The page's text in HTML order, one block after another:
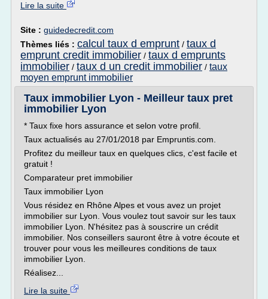
Lire la suite
Site : guidedecredit.com
Thèmes liés : calcul taux d emprunt / taux d
emprunt credit immobilier / taux d emprunts
immobilier / taux d un credit immobilier / taux
moyen emprunt immobilier
Taux immobilier Lyon - Meilleur taux pret
immobilier Lyon
* Taux fixe hors assurance et selon votre profil.
Taux actualisés au 27/01/2018 par Empruntis.com.
Profitez du meilleur taux en quelques clics, c'est facile et
gratuit !
Comparateur pret immobilier
Taux immobilier Lyon
Vous résidez en Rhône Alpes et vous avez un projet
immobilier sur Lyon. Vous voulez tout savoir sur les taux
immobilier Lyon. N'hésitez pas à souscrire un crédit
immobilier. Nos conseillers sauront être à votre écoute et
trouver pour vous les meilleures conditions de taux
immobilier Lyon.
Réalisez...
Lire la suite